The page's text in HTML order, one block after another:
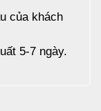
của khách
5-7 ngày.